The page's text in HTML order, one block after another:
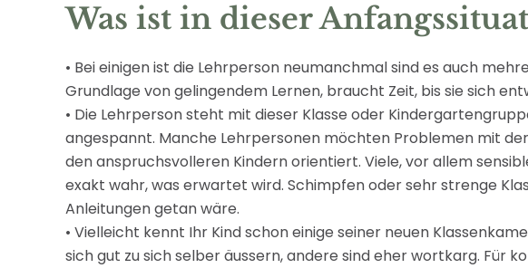
Was ist in dieser
• Bei einigen ist die Lehrperson neumanchmal sind es auch
Grundlage von gelingendem Lernen, braucht Zeit, bis sie sich
• Die Lehrperson steht mit dieser Klasse oder
angespannt. Manche Lehrpersonen möchten Problemen mit
den anspruchsvolleren Kindern orientiert. Viele, vor allem
exakt wahr, was erwartet wird. Schimpfen oder sehr strenge
Anleitungen getan wäre.
• Vielleicht kennt Ihr Kind schon einige seiner neuen
sich gut zu sich selber äussern, andere sind eher wortkarg. Für